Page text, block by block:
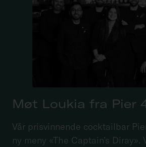
Møt Loukia fra Pier
Vår prisvinnende cocktailbar
ny meny «The Captain’s